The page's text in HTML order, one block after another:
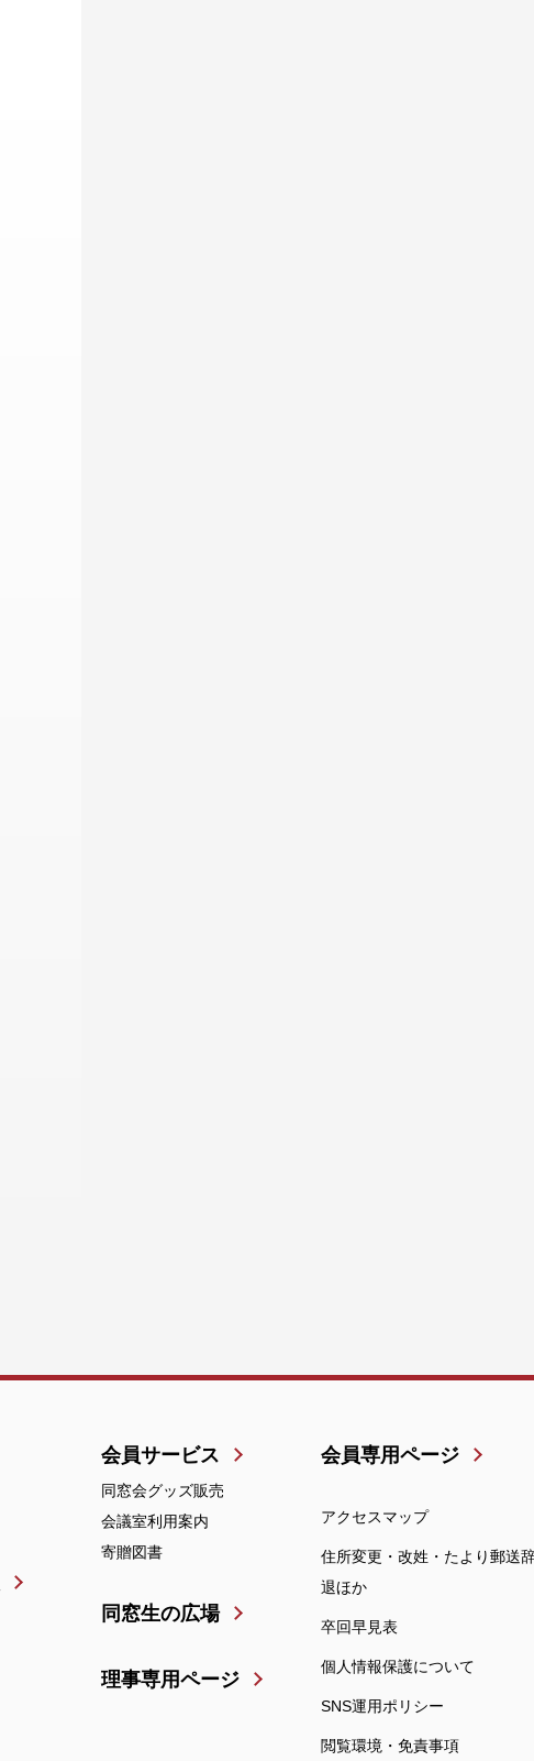
会員サービス
同窓会グッズ販売
会議室利用案内
寄贈図書
同窓生の広場
理事専用ページ
会員専用ページ
アクセスマップ
住所変更・改姓・たより郵送
退ほか
卒回早見表
個人情報保護について
SNS運用ポリシー
閲覧環境・免責事項